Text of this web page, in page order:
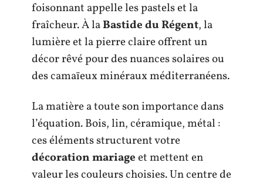
foisonnant appelle les pastels et la
fraîcheur. À laBastide du Régent, la
lumière et la pierre claire offrent un
décor rêvé pour des nuances solaires ou
des camaïeux minéraux méditerranéens.
La matière a toute son importance dans
l’équation. Bois, lin, céramique, métal :
ces éléments structurent votre
décoration mariageet mettent en
valeur les couleurs choisies. Un centre de